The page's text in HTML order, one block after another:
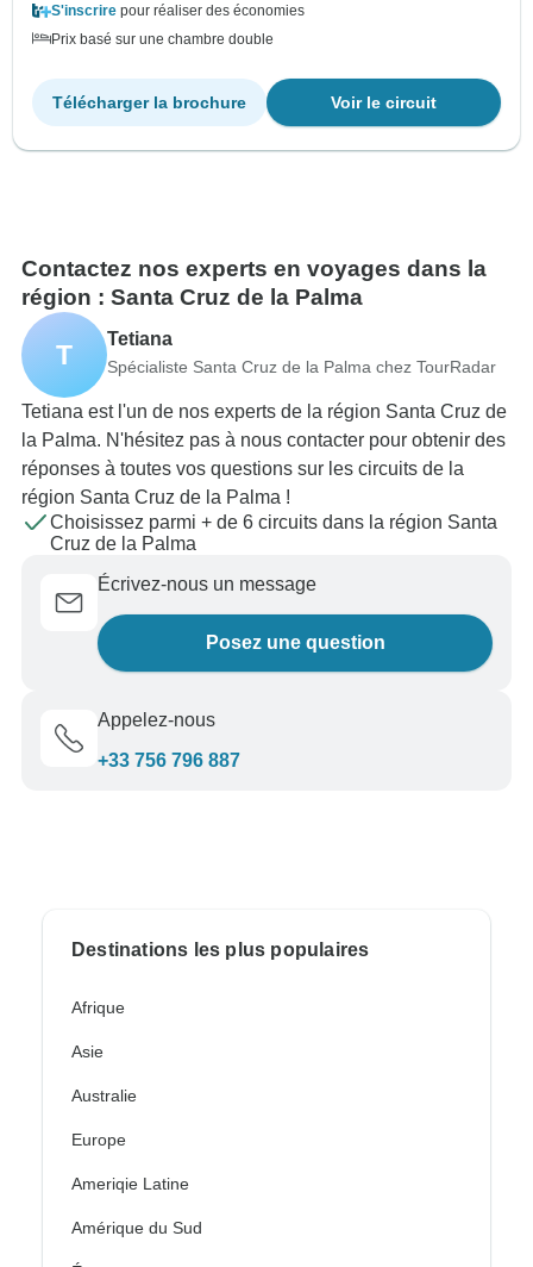
S'inscrire pour réaliser des économies
Prix basé sur une chambre double
Voir le circuit
Télécharger la brochure
Contactez nos experts en voyages dans la
région : Santa Cruz de la Palma
T Tetiana
Spécialiste Santa Cruz de la Palma chez TourRadar
Tetiana est l'un de nos experts de la région Santa Cruz de
la Palma. N'hésitez pas à nous contacter pour obtenir des
réponses à toutes vos questions sur les circuits de la
région Santa Cruz de la Palma !
Choisissez parmi + de 6 circuits dans la région Santa
Cruz de la Palma
Écrivez-nous un message
Posez une question
Appelez-nous
+33 756 796 887
Destinations les plus populaires
Afrique
Asie
Australie
Europe
Ameriqie Latine
Amérique du Sud